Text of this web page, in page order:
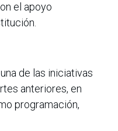
el apoyo
de las iniciativas
anteriores, en
programación,